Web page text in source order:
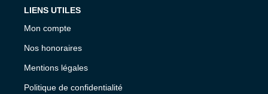
LIENS UTILES
Mon compte
Nos honoraires
Mentions légales
Politique de confidentialité